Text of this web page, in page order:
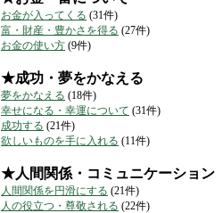
お金が入ってくる (31件)
富・財産・豊かさを得る (27件)
お金の使い方 (9件)
★成功・夢をかなえる
夢をかなえる (18件)
幸せになる・幸運について (31件)
成功する (21件)
欲しいものを手に入れる (11件)
★人間関係・コミュニケーション
人間関係を円滑にする (21件)
人の役立つ・尊敬される (22件)